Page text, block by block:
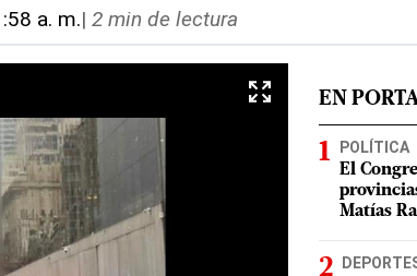
a. m.| 2 min de lectura
EN
POLÍTICA
El
Matías